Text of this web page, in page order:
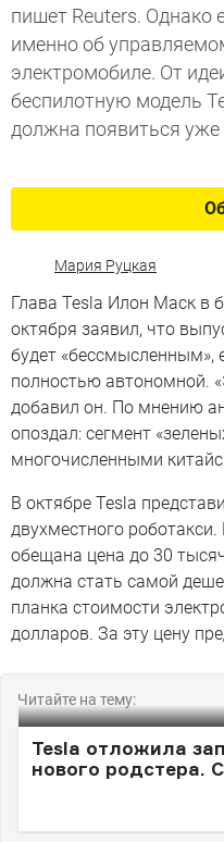
пишет Reuters. Однако
именно об
электромобиле. От
беспилотную модель
должна появиться уже
Мария Руцкая
Глава Tesla Илон Маск в
октября заявил, что
будет «бессмысленным»,
полностью автономной.
добавил он. По мнению
опоздал: сегмент
многочисленными
В октябре Tesla
двухместного
обещана цена до 30
должна стать самой
планка стоимости
долларов. За эту цену
Читайте на тему:
Tesla отложила
нового родстера.